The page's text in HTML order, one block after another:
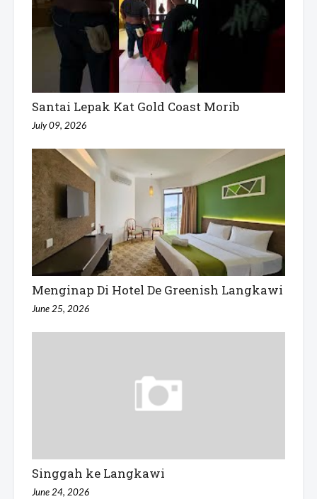
Santai Lepak Kat Gold Coast Morib
July 09, 2026
Menginap Di Hotel De Greenish Langkawi
June 25, 2026
Singgah ke Langkawi
June 24, 2026